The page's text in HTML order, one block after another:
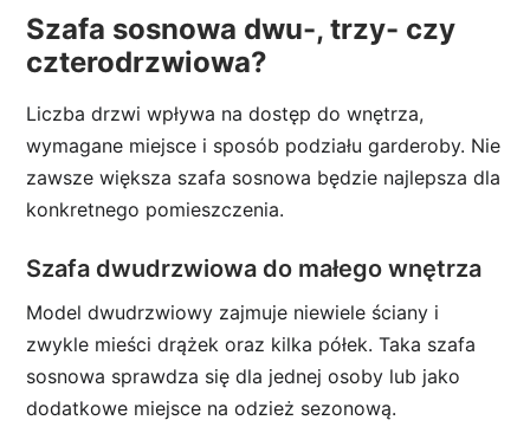
Szafa sosnowa dwu-, trzy- czy
czterodrzwiowa?
Liczba drzwi wpływa na dostęp do wnętrza,
wymagane miejsce i sposób podziału garderoby. Nie
zawsze większa szafa sosnowa będzie najlepsza dla
konkretnego pomieszczenia.
Szafa dwudrzwiowa do małego wnętrza
Model dwudrzwiowy zajmuje niewiele ściany i
zwykle mieści drążek oraz kilka półek. Taka szafa
sosnowa sprawdza się dla jednej osoby lub jako
dodatkowe miejsce na odzież sezonową.